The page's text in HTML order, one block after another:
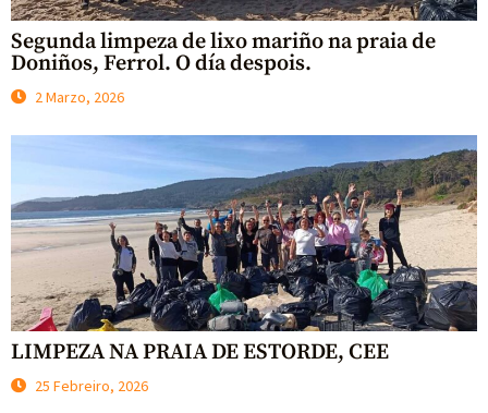
Segunda limpeza de lixo mariño na praia de
Doniños, Ferrol. O día despois.
2 Marzo, 2026
LIMPEZA NA PRAIA DE ESTORDE, CEE
25 Febreiro, 2026